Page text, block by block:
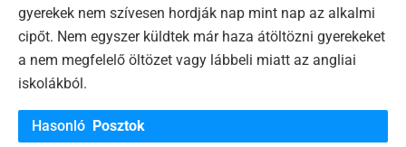
gyerekek nem szívesen hordják nap mint nap az alkalmi
cipőt. Nem egyszer küldtek már haza átöltözni gyerekeket
a nem megfelelő öltözet vagy lábbeli miatt az angliai
iskolákból.
Hasonló Posztok